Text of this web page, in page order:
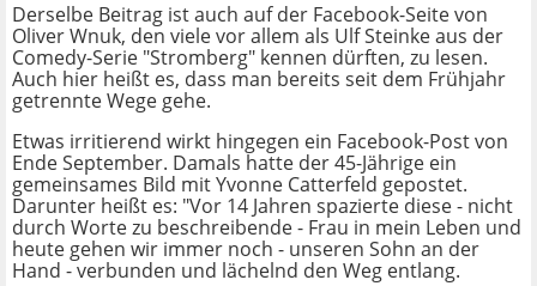
Derselbe Beitrag ist auch auf der Facebook-Seite von
Oliver Wnuk, den viele vor allem als Ulf Steinke aus der
Comedy-Serie "Stromberg" kennen dürften, zu lesen.
Auch hier heißt es, dass man bereits seit dem Frühjahr
getrennte Wege gehe.
Etwas irritierend wirkt hingegen ein Facebook-Post von
Ende September. Damals hatte der 45-Jährige ein
gemeinsames Bild mit Yvonne Catterfeld gepostet.
Darunter heißt es: "Vor 14 Jahren spazierte diese - nicht
durch Worte zu beschreibende - Frau in mein Leben und
heute gehen wir immer noch - unseren Sohn an der
Hand - verbunden und lächelnd den Weg entlang.